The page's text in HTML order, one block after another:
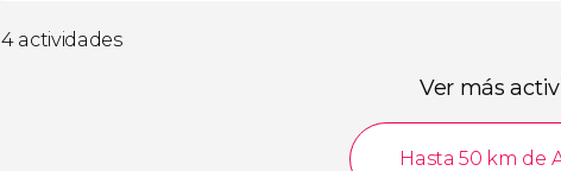
4 actividades
Ver más
Hasta 50 km de